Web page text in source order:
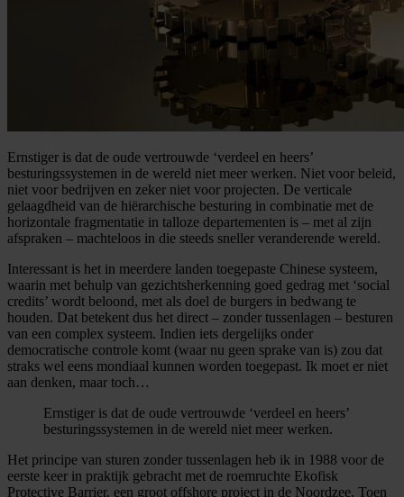
Ernstiger is dat de oude vertrouwde ‘verdeel en heers’
besturingssystemen in de wereld niet meer werken. Niet voor beleid,
niet voor bedrijven en zeker niet voor projecten. De verticale
gelaagdheid van de hiërarchische besturing in combinatie met de
horizontale fragmentatie in talloze departementen is – met al zijn
afspraken – machteloos in die steeds sneller veranderende wereld.
Interessant is het in meerdere landen toegepaste Chinese systeem,
waarin met behulp van gezichtsherkenning goed gedrag met ‘social
credits’ wordt beloond, met als doel de burgers in bedwang te
houden. Dat betekent dus het direct – zonder tussenlagen – besturen
van een complex systeem. Indien iets dergelijks onder
democratische controle komt (waar nu geen sprake van is) zou dat
straks wel eens mondiaal kunnen worden toegepast. Ik moet er niet
aan denken, maar toch…
Ernstiger is dat de oude vertrouwde ‘verdeel en heers’
besturingssystemen in de wereld niet meer werken.
Het principe van sturen zonder tussenlagen heb ik in 1988 voor de
eerste keer in praktijk gebracht met de roemruchte Ekofisk
Protective Barrier, een groot offshore project in de Noordzee. Toen